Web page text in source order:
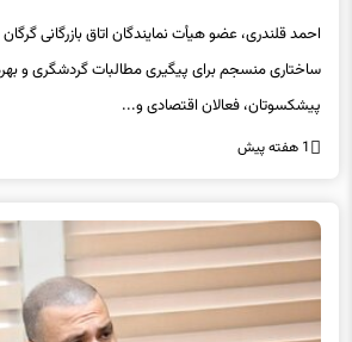
احمد قلندری، عضو هیأت نمایندگان اتاق بازرگانی
ساختاری منسجم برای پیگیری مطالبات گردشگری و
پیشکسوتان، فعالان اقتصادی و...
1 هفته پیش